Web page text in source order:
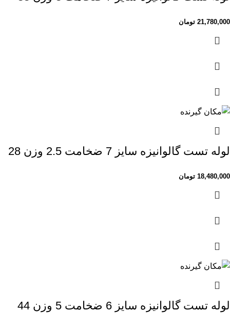
21,780,000 تومان
لوله تست گالوانیزه سایز 7 ضخامت 2.5 وزن 28
18,480,000 تومان
لوله تست گالوانیزه سایز 6 ضخامت 5 وزن 44